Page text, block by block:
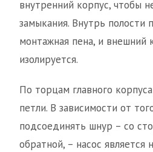
внутренний корпус, чтобы
замыкания. Внутрь полости
монтажная пена, и внешний
изолируется.
По торцам главного
петли. В зависимости от
подсоединять шнур – со
обратной, – насос